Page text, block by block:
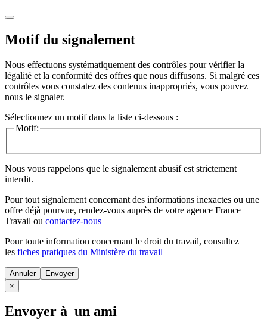
Motif du signalement
Nous effectuons systématiquement des contrôles pour vérifier la
légalité et la conformité des offres que nous diffusons. Si malgré ces
contrôles vous constatez des contenus inappropriés, vous pouvez
nous le signaler.
Sélectionnez un motif dans la liste ci-dessous :
Motif:
Nous vous rappelons que le signalement abusif est strictement
interdit.
Pour tout signalement concernant des informations inexactes ou une
offre déjà pourvue, rendez-vous auprès de votre agence France
Travail ou contactez-nous
Pour toute information concernant le droit du travail, consultez
les fiches pratiques du Ministère du travail
Annuler
×
Envoyer à un ami